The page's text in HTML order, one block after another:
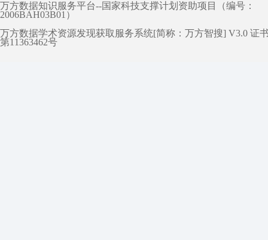
万方数据知识服务平台--国家科技支撑计划资助项目（编号：
2006BAH03B01）
万方数据学术资源发现获取服务系统[简称：万方智搜] V3.0 证
第11363462号